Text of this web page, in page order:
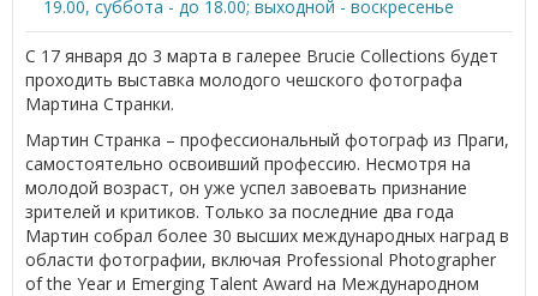
19.00, суббота - до 18.00; выходной - воскресенье
С 17 января до 3 марта в галерее Brucie Collections будет
проходить выставка молодого чешского фотографа
Мартина Странки.
Мартин Странка – профессиональный фотограф из Праги,
самостоятельно освоивший профессию. Несмотря на
молодой возраст, он уже успел завоевать признание
зрителей и критиков. Только за последние два года
Мартин собрал более 30 высших международных наград в
области фотографии, включая Professional Photographer
of the Year и Emerging Talent Award на Международном